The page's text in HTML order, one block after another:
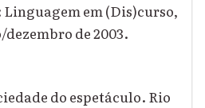
em (Dis)curso,
de 2003.
do espetáculo. Rio